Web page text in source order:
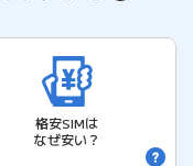
格安SIMは
なぜ安い？